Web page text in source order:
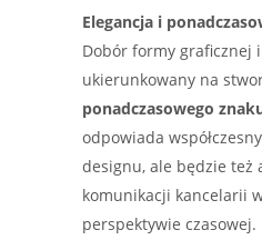
Elegancja i
Dobór formy graficznej
ukierunkowany na
ponadczasowego
odpowiada
designu, ale będzie też
komunikacji kancelarii
perspektywie czasowej.